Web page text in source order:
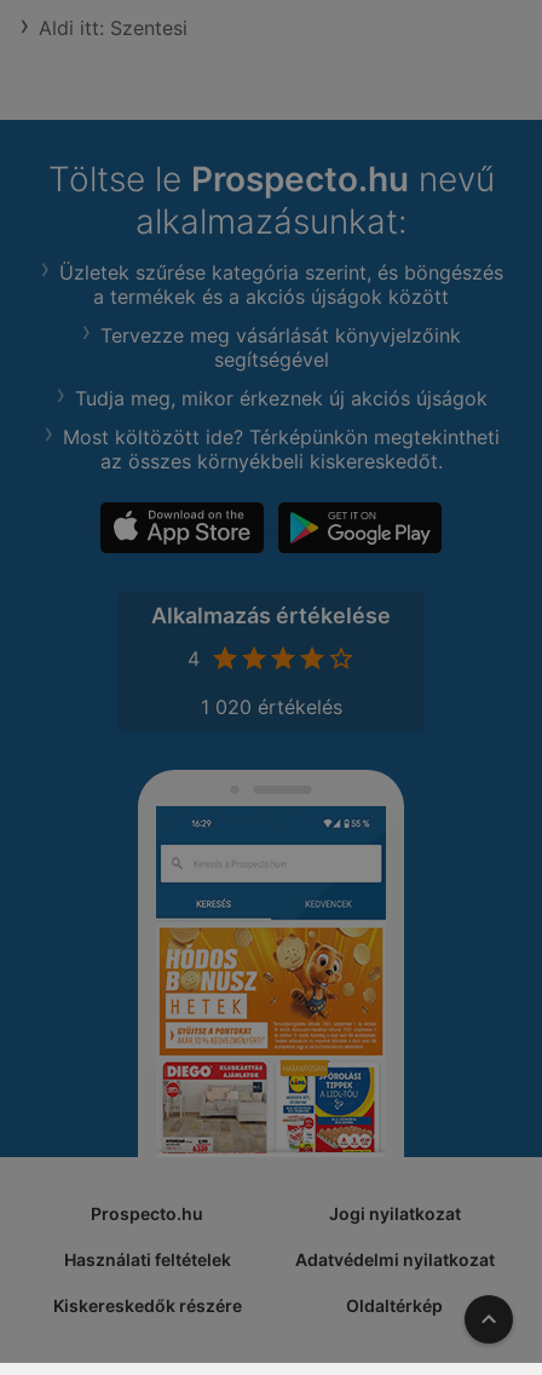
Aldi itt: Szentesi
Töltse le Prospecto.hu nevű
alkalmazásunkat:
Üzletek szűrése kategória szerint, és böngészés
a termékek és a akciós újságok között
Tervezze meg vásárlását könyvjelzőink
segítségével
Tudja meg, mikor érkeznek új akciós újságok
Most költözött ide? Térképünkön megtekintheti
az összes környékbeli kiskereskedőt.
Alkalmazás értékelése
4
1 020 értékelés
Prospecto.hu Jogi nyilatkozat
Használati feltételek Adatvédelmi nyilatkozat
Kiskereskedők részére Oldaltérkép A